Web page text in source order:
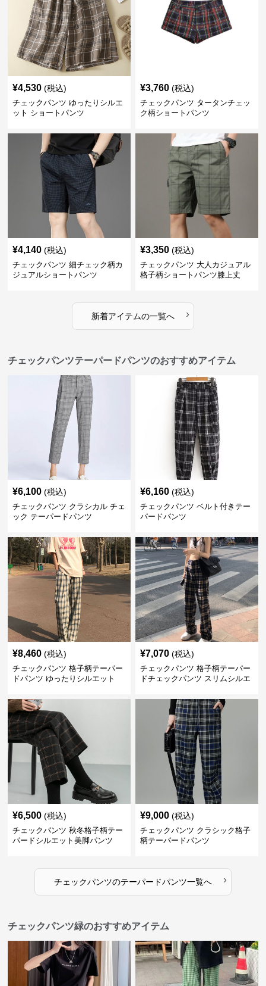
¥4,530 (税込)
チェックパンツ ゆったりシルエ
ット ショートパンツ
¥3,760 (税込)
チェックパンツ タータンチェッ
ク柄ショートパンツ
¥4,140 (税込)
チェックパンツ 細チェック柄カ
ジュアルショートパンツ
¥3,350 (税込)
チェックパンツ 大人カジュアル
格子柄ショートパンツ膝上丈
新着アイテムの一覧へ ›
チェックパンツテーパードパンツのおすすめアイテム
¥6,100 (税込)
チェックパンツ クラシカル チェ
ック テーパードパンツ
¥6,160 (税込)
チェックパンツ ベルト付きテー
パードパンツ
¥8,460 (税込)
チェックパンツ 格子柄テーパー
ドパンツ ゆったりシルエット
¥7,070 (税込)
チェックパンツ 格子柄テーパー
ドチェックパンツ スリムシルエ
¥6,500 (税込)
チェックパンツ 秋冬格子柄テー
パードシルエット美脚パンツ
¥9,000 (税込)
チェックパンツ クラシック格子
柄テーパードパンツ
チェックパンツのテーパードパンツ一覧へ ›
チェックパンツ緑のおすすめアイテム